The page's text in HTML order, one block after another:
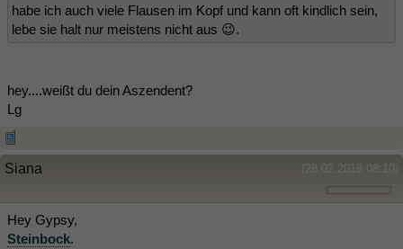
habe ich auch viele Flausen im Kopf und kann oft kindlich sein,
lebe sie halt nur meistens nicht aus 😉.
hey....weißt du dein Aszendent?
Lg
(28.02.2018 08:10)
Siana
Hey Gypsy,
Steinbock.